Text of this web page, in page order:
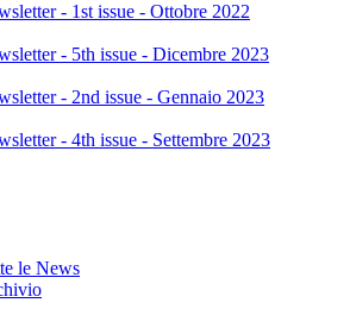
- 1st issue - Ottobre 2022
- 5th issue - Dicembre 2023
- 2nd issue - Gennaio 2023
- 4th issue - Settembre 2023
le News